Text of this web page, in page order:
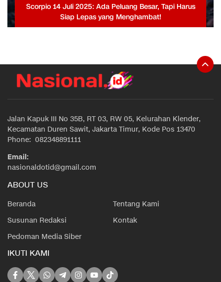
Scorpio 14 Juli 2025: Ada Peluang Besar, Tapi Harus
Siap Lepas yang Menghambat!
Jalan Kapuk III No 35B, RT 03, RW 05, Kelurahan Klender,
Kecamatan Duren Sawit, Jakarta Timur, Kode Pos 13470
Phone: 082348891111
Email:
nasionaldotid@gmail.com
ABOUT US
Beranda
Tentang Kami
Susunan Redaksi
Kontak
Pedoman Media Siber
IKUTI KAMI